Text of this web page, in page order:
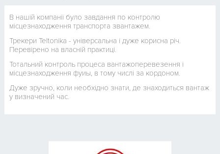
В нашій компанії було завдання по контролю
місцезнаходження транспорта звантажем.
Трекери Teltonika - універсальна і дуже корисна річ.
Перевірено на власній практиці.
Тотальний контроль процеса вантажоперевезення і
місцезнаходження фуиы, в тому числі за кордоном.
Дуже зручно, коли необхідно знати, де знаходиться вантаж
у визначений час.